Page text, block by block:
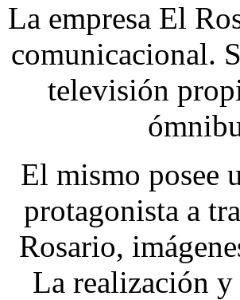
La empresa El
comunicacional.
televisión
El mismo posee
protagonista a
Rosario,
La realización y